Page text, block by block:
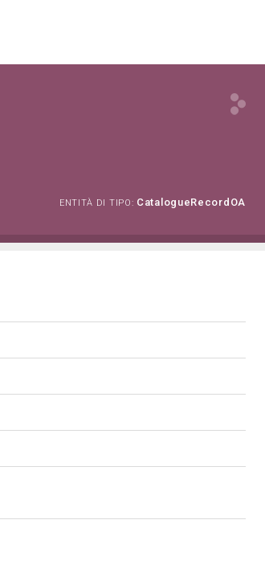
ENTITÀ DI TIPO: CatalogueRecordOA